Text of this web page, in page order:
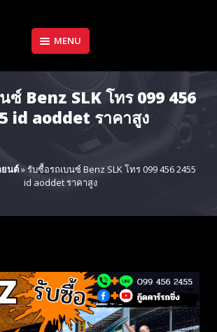
MENU
ซ์ Benz SLK โทร 099 456
id aoddet ราคาสูง
ยนต์»รับซื้อรถเบนซ์ Benz SLK โทร 099 456 2455
id aoddet ราคาสูง